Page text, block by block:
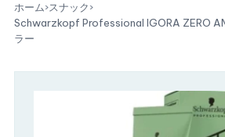
ホーム›スナック›
Schwarzkopf Professional IGORA ZERO
ラー